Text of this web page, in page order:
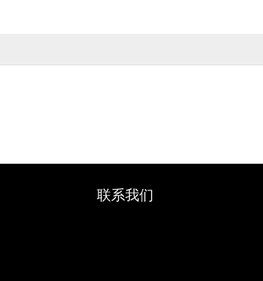
联系我们